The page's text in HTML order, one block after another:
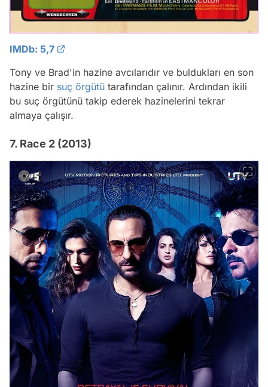
IMDb: 5,7
Tony ve Brad'in hazine avcılarıdır ve buldukları en son
hazine bir suç örgütü tarafından çalınır. Ardından ikili
bu suç örgütünü takip ederek hazinelerini tekrar
almaya çalışır.
7. Race 2 (2013)